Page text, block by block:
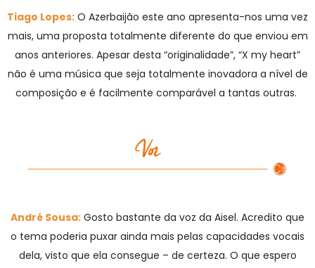
Tiago Lopes: O Azerbaijão este ano apresenta-nos uma vez
mais, uma proposta totalmente diferente do que enviou em
anos anteriores. Apesar desta “originalidade”, “X my heart”
não é uma música que seja totalmente inovadora a nível de
composição e é facilmente comparável a tantas outras.
André Sousa: Gosto bastante da voz da Aisel. Acredito que
o tema poderia puxar ainda mais pelas capacidades vocais
dela, visto que ela consegue – de certeza. O que espero